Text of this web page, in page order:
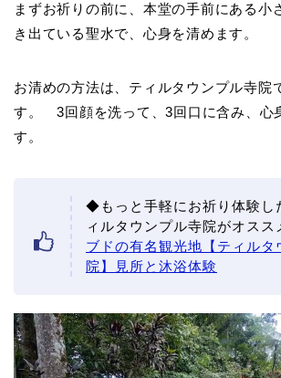
まずお祈りの前に、本堂の手前にある小
き出ている聖水で、心身を清めます。
お清めの方法は、ティルタウンプル寺院
す。 3回顔を洗って、3回口に含み、心
す。
◆もっと手軽にお祈り体験し
ィルタウンプル寺院がオス
ブドの有名観光地【ティルタ
院】見所と沐浴体験